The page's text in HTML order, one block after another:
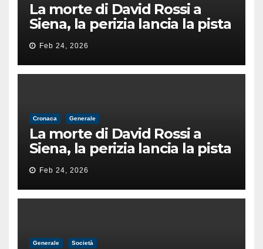
La morte di David Rossi a
Siena, la perizia lancia la pista
di un’intimidazione finita
male
Feb 24, 2026
Cronaca Generale
La morte di David Rossi a
Siena, la perizia lancia la pista
di un’intimidazione finita
male
Feb 24, 2026
Generale Società